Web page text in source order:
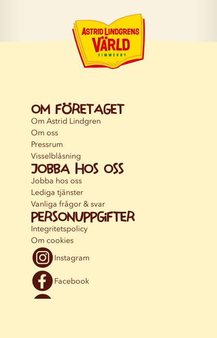
Om företaget
Om Astrid Lindgren
Om oss
Pressrum
Visselblåsning
Jobba hos oss
Jobba hos oss
Lediga tjänster
Vanliga frågor & svar
Personuppgifter
Integritetspolicy
Om cookies
Instagram
Facebook